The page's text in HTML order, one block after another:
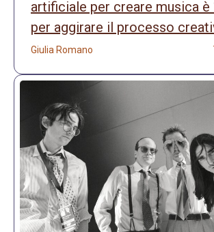
artificiale per creare musica è
per aggirare il processo
Giulia Romano